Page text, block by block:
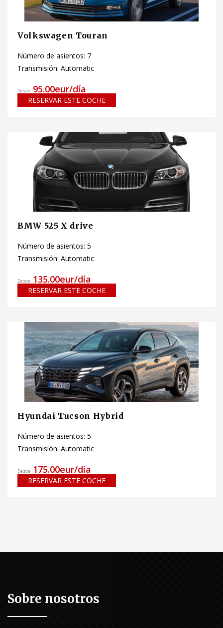
Volkswagen Touran
Número de asientos: 7
Transmisión: Automatic
Desde 95.00eur/día
RESERVAR ESTE COCHE
BMW 525 X drive
Número de asientos: 5
Transmisión: Automatic
Desde 135.00eur/día
RESERVAR ESTE COCHE
Hyundai Tucson Hybrid
Número de asientos: 5
Transmisión: Automatic
Desde 175.00eur/día
RESERVAR ESTE COCHE
Sobre nosotros